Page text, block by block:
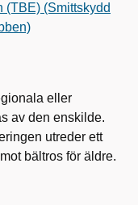
(TBE) (Smittskydd
eller
av den enskilde.
utreder ett
bältros för äldre.